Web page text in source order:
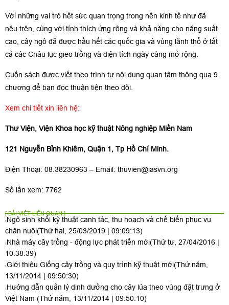
Với những vai trò hết sức quan trọng trong nền kinh tế như đã
nêu trên, cùng với tính thích ứng rộng và khả năng cho năng suất
cao, cây ngô đã được hầu hết các quốc gia và vùng lãnh thổ ở tất
cả các Châu lục gieo trồng và diện tích ngày càng mở rộng.
Cuốn sách được viết theo trình tự nội dung quan tâm thông qua 9
chương để bạn đọc thuận tiện theo dõi.
Xem chi tiết xin liên hệ:
Thư Viện, Viện Khoa học kỹ thuật Nông nghiệp Miền Nam
121 Nguyễn Bỉnh Khiêm, Quận 1, Tp Hồ Chí Minh.
Điện Thoại: 08.38230963 – Email: thuvien@iasvn.org
Số lần xem: 7762
[ BÀI VIẾT LIÊN QUAN ]
Ngô sinh khối kỹ thuật canh tác, thu hoạch và chế biến phục vụ
chăn nuôi(Thứ hai, 25/03/2019 | 09:09:13)
Nhà máy cây trồng - động lực phát triển mới(Thứ tư, 27/04/2016 |
10:38:39)
Giới thiệu Giống cây trồng và quy trình kỹ thuật mới(Thứ năm,
13/11/2014 | 09:50:30)
Hướng dẫn quản lý dinh dưởng cho cây lúa theo vùng đặt trưng ở
Việt Nam (Thứ năm, 13/11/2014 | 09:50:10)